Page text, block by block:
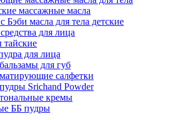
массажные масла
Бэби масла для тела детские
для лица
для лица
для губ
салфетки
Srichand Powder
кремы
ББ пудры